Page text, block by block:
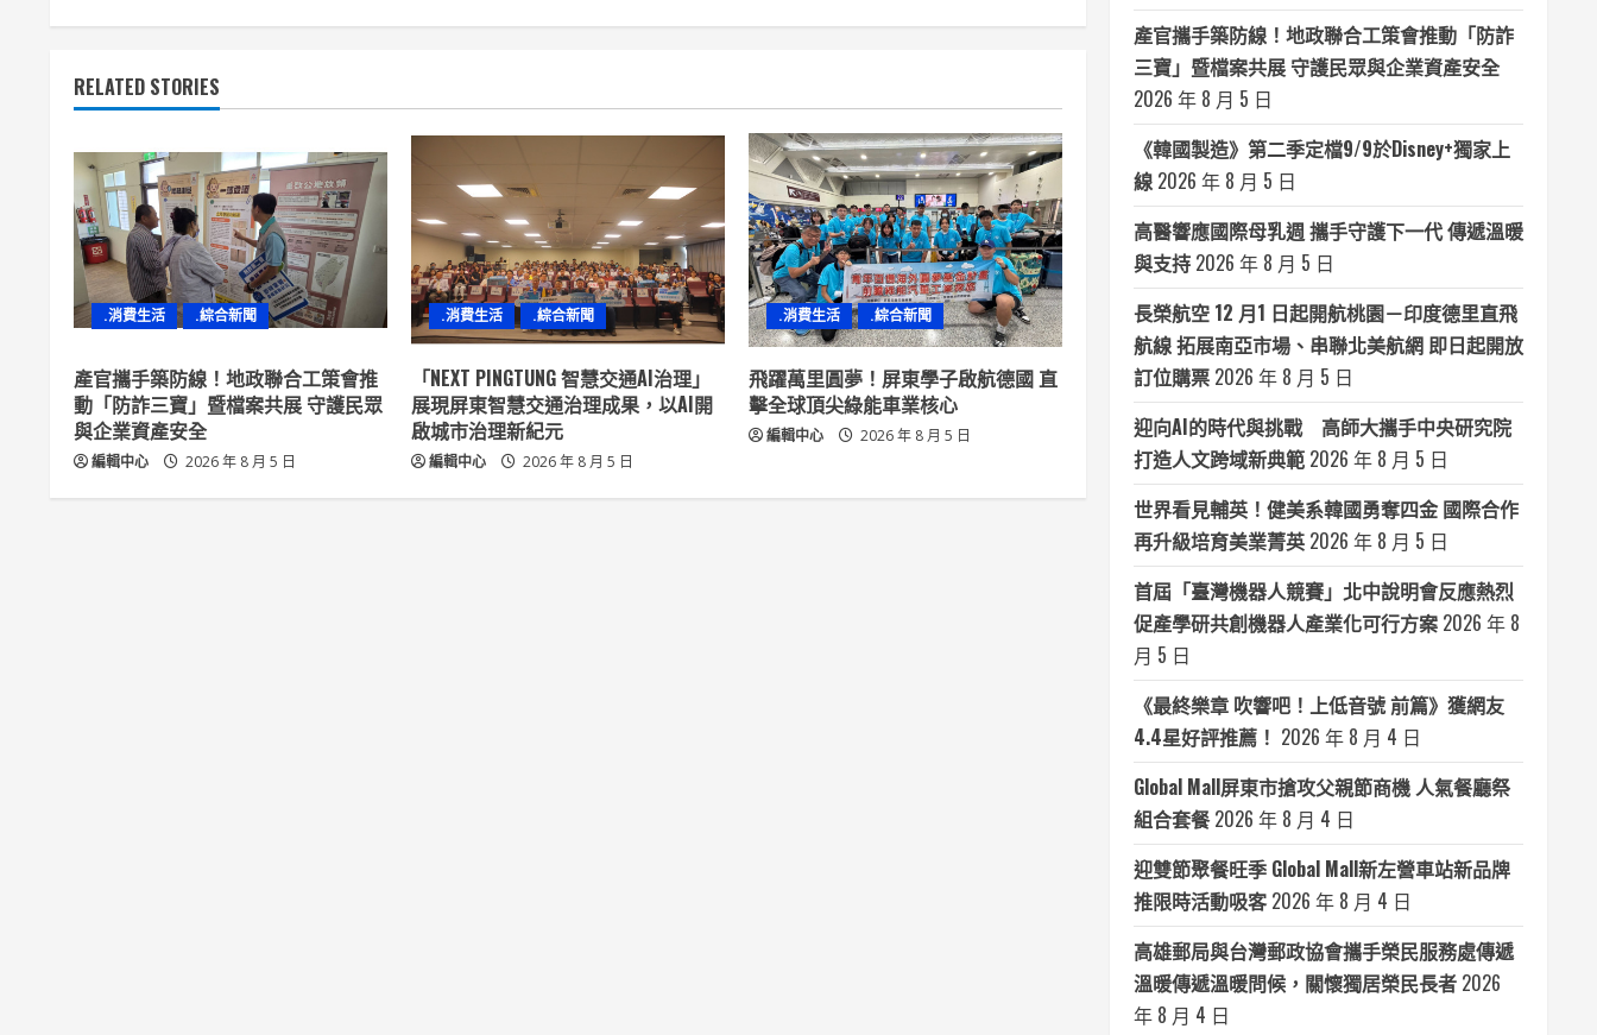
i
n
u
e
R
e
a
d
i
RELATED STORIES
.消費生活 .綜合新聞
產官攜手築防線！地政聯合工策會推
動「防詐三寶」暨檔案共展 守護民眾
與企業資產安全
編輯中心 2026 年 8 月 5 日
.消費生活 .綜合新聞
「NEXT PINGTUNG 智慧交通AI治理」
展現屏東智慧交通治理成果，以AI開
啟城市治理新紀元
編輯中心 2026 年 8 月 5 日
.消費生活 .綜合新聞
飛躍萬里圓夢！屏東學子啟航德國 直
擊全球頂尖綠能車業核心
編輯中心 2026 年 8 月 5 日
產官攜手築防線！地政聯合工策會推動「防詐
三寶」暨檔案共展 守護民眾與企業資產安全
2026 年 8 月 5 日
《韓國製造》第二季定檔9/9於Disney+獨家上
線 2026 年 8 月 5 日
高醫響應國際母乳週 攜手守護下一代 傳遞溫暖
與支持 2026 年 8 月 5 日
長榮航空 12 月1 日起開航桃園－印度德里直飛
航線 拓展南亞市場、串聯北美航網 即日起開放
訂位購票 2026 年 8 月 5 日
迎向AI的時代與挑戰 高師大攜手中央研究院
打造人文跨域新典範 2026 年 8 月 5 日
世界看見輔英！健美系韓國勇奪四金 國際合作
再升級培育美業菁英 2026 年 8 月 5 日
首屆「臺灣機器人競賽」北中說明會反應熱烈
促產學研共創機器人產業化可行方案 2026 年 8
月 5 日
《最終樂章 吹響吧！上低音號 前篇》獲網友
4.4星好評推薦！ 2026 年 8 月 4 日
Global Mall屏東市搶攻父親節商機 人氣餐廳祭
組合套餐 2026 年 8 月 4 日
迎雙節聚餐旺季 Global Mall新左營車站新品牌
推限時活動吸客 2026 年 8 月 4 日
高雄郵局與台灣郵政協會攜手榮民服務處傳遞
溫暖傳遞溫暖問候，關懷獨居榮民長者 2026
年 8 月 4 日